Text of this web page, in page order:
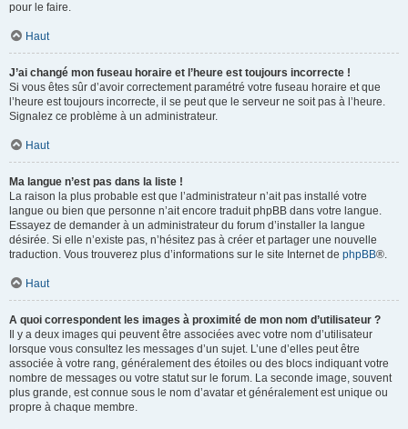
pour le faire.
Haut
J’ai changé mon fuseau horaire et l’heure est toujours incorrecte !
Si vous êtes sûr d’avoir correctement paramétré votre fuseau horaire et que
l’heure est toujours incorrecte, il se peut que le serveur ne soit pas à l’heure.
Signalez ce problème à un administrateur.
Haut
Ma langue n’est pas dans la liste !
La raison la plus probable est que l’administrateur n’ait pas installé votre
langue ou bien que personne n’ait encore traduit phpBB dans votre langue.
Essayez de demander à un administrateur du forum d’installer la langue
désirée. Si elle n’existe pas, n’hésitez pas à créer et partager une nouvelle
traduction. Vous trouverez plus d’informations sur le site Internet de phpBB®.
Haut
A quoi correspondent les images à proximité de mon nom d’utilisateur ?
Il y a deux images qui peuvent être associées avec votre nom d’utilisateur
lorsque vous consultez les messages d’un sujet. L’une d’elles peut être
associée à votre rang, généralement des étoiles ou des blocs indiquant votre
nombre de messages ou votre statut sur le forum. La seconde image, souvent
plus grande, est connue sous le nom d’avatar et généralement est unique ou
propre à chaque membre.